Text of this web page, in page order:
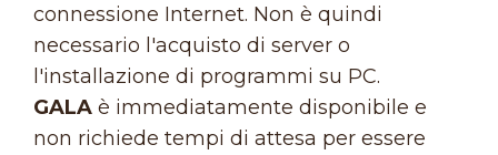
connessione Internet. Non è quindi
necessario l'acquisto di server o
l'installazione di programmi su PC.
GALA è immediatamente disponibile e
non richiede tempi di attesa per essere